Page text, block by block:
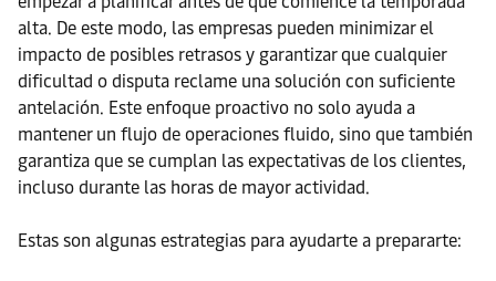
alta. De este modo, las empresas pueden minimizar el
impacto de posibles retrasos y garantizar que cualquier
dificultad o disputa reclame una solución con suficiente
antelación. Este enfoque proactivo no solo ayuda a
mantener un flujo de operaciones fluido, sino que también
garantiza que se cumplan las expectativas de los clientes,
incluso durante las horas de mayor actividad.
Estas son algunas estrategias para ayudarte a prepararte: